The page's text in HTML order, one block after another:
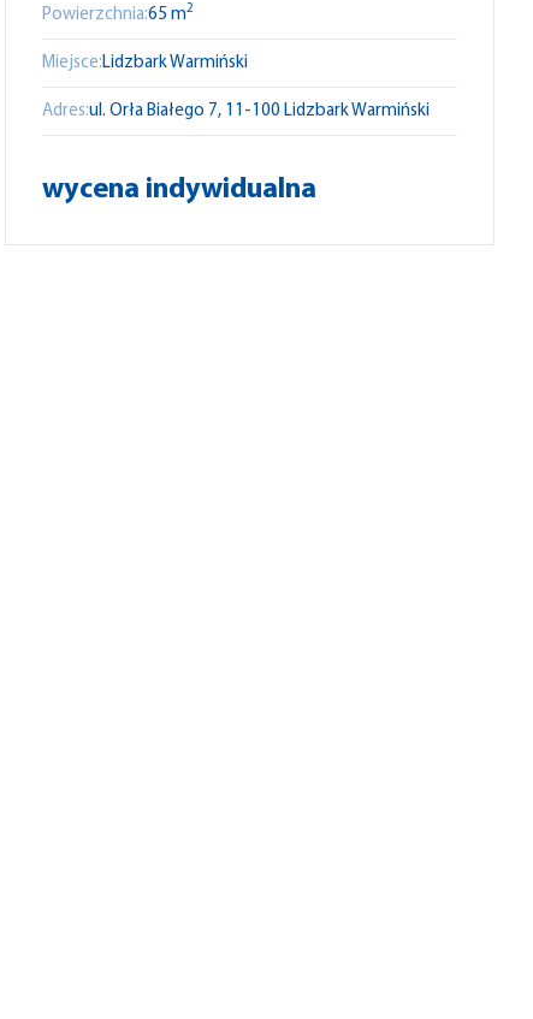
Powierzchnia:65 m2
Miejsce:Lidzbark Warmiński
Adres:ul.Orła Białego 7, 11-100 Lidzbark Warmiński
wycena indywidualna